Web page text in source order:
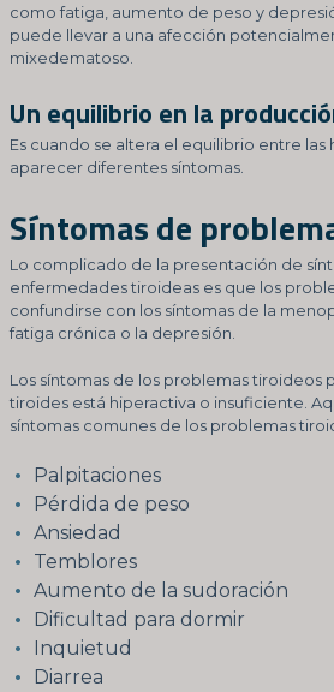
como fatiga, aumento de peso y
puede llevar a una afección
mixedematoso.
Un equilibrio en la
Es cuando se altera el equilibrio entre
aparecer diferentes síntomas.
Síntomas de
Lo complicado de la presentación de
enfermedades tiroideas es que los
confundirse con los síntomas de la
fatiga crónica o la depresión.
Los síntomas de los problemas tiroideos
tiroides está hiperactiva o insuficiente.
síntomas comunes de los problemas
Palpitaciones
Pérdida de peso
Ansiedad
Temblores
Aumento de la sudoración
Dificultad para dormir
Inquietud
Diarrea